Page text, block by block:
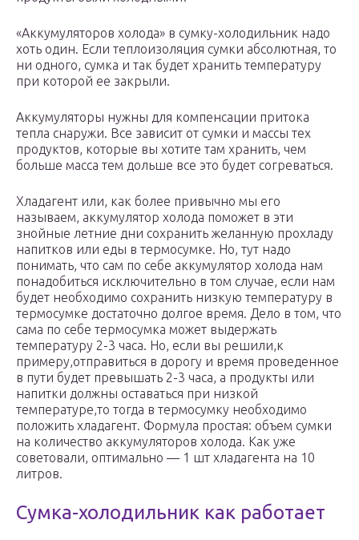
«Аккумуляторов холода» в сумку-холодильник надо
хоть один. Если теплоизоляция сумки абсолютная, то
ни одного, сумка и так будет хранить температуру
при которой ее закрыли.
Аккумуляторы нужны для компенсации притока
тепла снаружи. Все зависит от сумки и массы тех
продуктов, которые вы хотите там хранить, чем
больше масса тем дольше все это будет согреваться.
Хладагент или, как более привычно мы его
называем, аккумулятор холода поможет в эти
знойные летние дни сохранить желанную прохладу
напитков или еды в термосумке. Но, тут надо
понимать, что сам по себе аккумулятор холода нам
понадобиться исключительно в том случае, если нам
будет необходимо сохранить низкую температуру в
термосумке достаточно долгое время. Дело в том, что
сама по себе термосумка может выдержать
температуру 2-3 часа. Но, если вы решили,к
примеру,отправиться в дорогу и время проведенное
в пути будет превышать 2-3 часа, а продукты или
напитки должны оставаться при низкой
температуре,то тогда в термосумку необходимо
положить хладагент. Формула простая: объем сумки
на количество аккумуляторов холода. Как уже
советовали, оптимально — 1 шт хладагента на 10
литров.
Сумка-холодильник как работает